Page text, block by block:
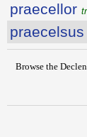
praecellor
praecelsus
Browse the